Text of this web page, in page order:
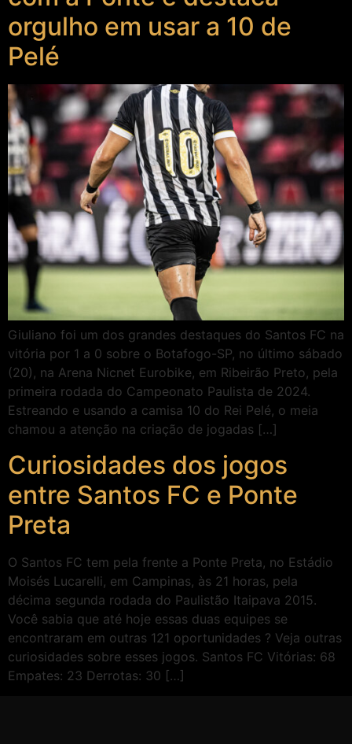
orgulho em usar a 10 de
Pelé
Giuliano foi um dos grandes destaques do Santos FC na
vitória por 1 a 0 sobre o Botafogo-SP, no último sábado
(20), na Arena Nicnet Eurobike, em Ribeirão Preto, pela
primeira rodada do Campeonato Paulista de 2024.
Estreando e usando a camisa 10 do Rei Pelé, o meia
chamou a atenção na criação de jogadas […]
Curiosidades dos jogos
entre Santos FC e Ponte
Preta
O Santos FC tem pela frente a Ponte Preta, no Estádio
Moisés Lucarelli, em Campinas, às 21 horas, pela
décima segunda rodada do Paulistão Itaipava 2015.
Você sabia que até hoje essas duas equipes se
encontraram em outras 121 oportunidades ? Veja outras
curiosidades sobre esses jogos. Santos FC Vitórias: 68
Empates: 23 Derrotas: 30 […]